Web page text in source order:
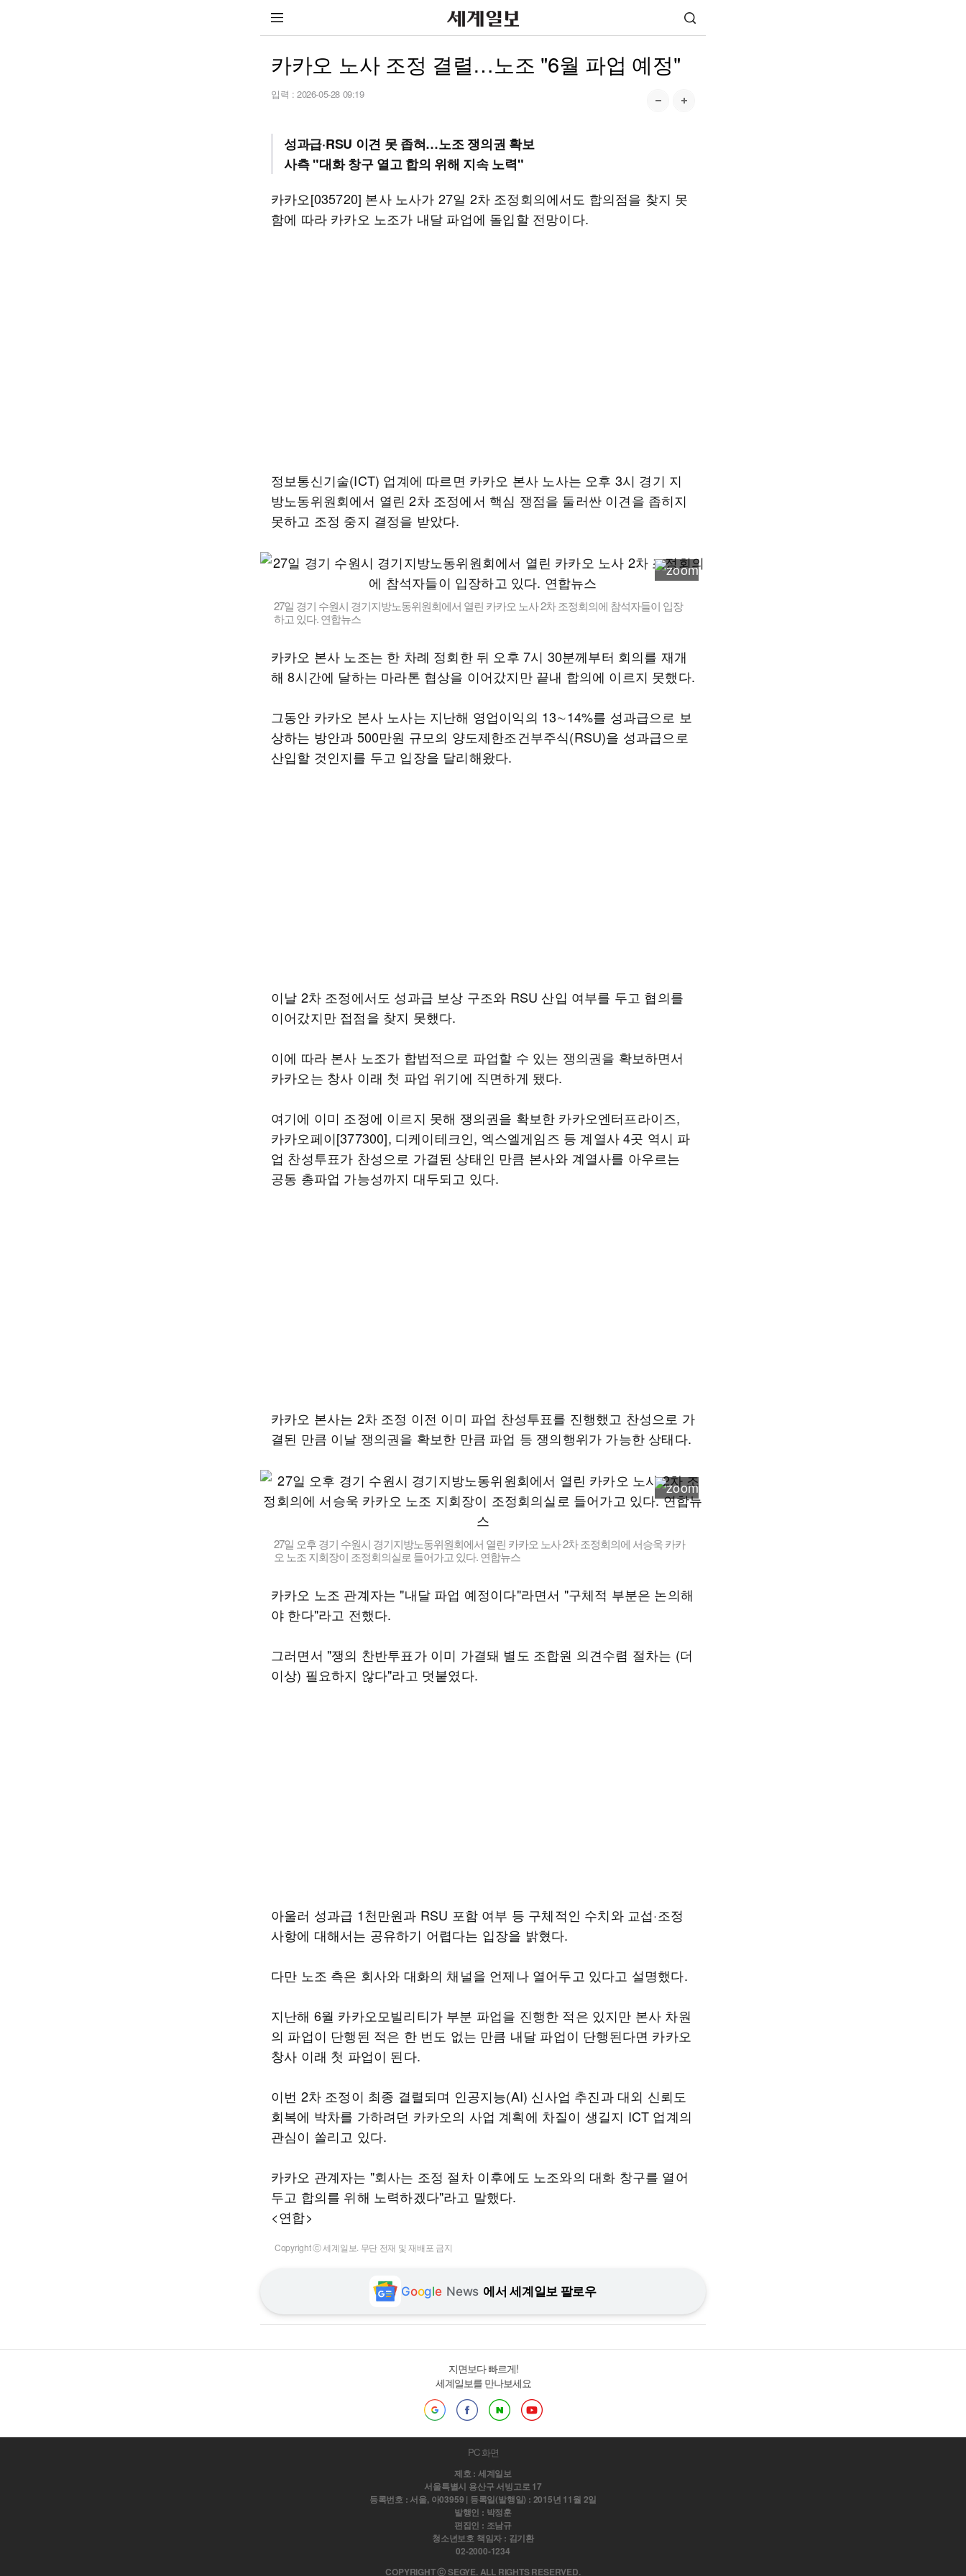
카카오 노사 조정 결렬…노조 "6월 파업 예정"
입력 : 2026-05-28 09:19
성과급·RSU 이견 못 좁혀…노조 쟁의권 확보
사측 "대화 창구 열고 합의 위해 지속 노력"
카카오[035720] 본사 노사가 27일 2차 조정회의에서도 합의점을 찾지 못
함에 따라 카카오 노조가 내달 파업에 돌입할 전망이다.
정보통신기술(ICT) 업계에 따르면 카카오 본사 노사는 오후 3시 경기 지
방노동위원회에서 열린 2차 조정에서 핵심 쟁점을 둘러싼 이견을 좁히지
못하고 조정 중지 결정을 받았다.
27일 경기 수원시 경기지방노동위원회에서 열린 카카오 노사 2차 조정회의에 참석자들이 입장
하고 있다. 연합뉴스
카카오 본사 노조는 한 차례 정회한 뒤 오후 7시 30분께부터 회의를 재개
해 8시간에 달하는 마라톤 협상을 이어갔지만 끝내 합의에 이르지 못했다.
그동안 카카오 본사 노사는 지난해 영업이익의 13∼14%를 성과급으로 보
상하는 방안과 500만원 규모의 양도제한조건부주식(RSU)을 성과급으로
산입할 것인지를 두고 입장을 달리해왔다.
이날 2차 조정에서도 성과급 보상 구조와 RSU 산입 여부를 두고 협의를
이어갔지만 접점을 찾지 못했다.
이에 따라 본사 노조가 합법적으로 파업할 수 있는 쟁의권을 확보하면서
카카오는 창사 이래 첫 파업 위기에 직면하게 됐다.
여기에 이미 조정에 이르지 못해 쟁의권을 확보한 카카오엔터프라이즈,
카카오페이[377300], 디케이테크인, 엑스엘게임즈 등 계열사 4곳 역시 파
업 찬성투표가 찬성으로 가결된 상태인 만큼 본사와 계열사를 아우르는
공동 총파업 가능성까지 대두되고 있다.
카카오 본사는 2차 조정 이전 이미 파업 찬성투표를 진행했고 찬성으로 가
결된 만큼 이날 쟁의권을 확보한 만큼 파업 등 쟁의행위가 가능한 상태다.
27일 오후 경기 수원시 경기지방노동위원회에서 열린 카카오 노사 2차 조정회의에 서승욱 카카
오 노조 지회장이 조정회의실로 들어가고 있다. 연합뉴스
카카오 노조 관계자는 "내달 파업 예정이다"라면서 "구체적 부분은 논의해
야 한다"라고 전했다.
그러면서 "쟁의 찬반투표가 이미 가결돼 별도 조합원 의견수렴 절차는 (더
이상) 필요하지 않다"라고 덧붙였다.
아울러 성과급 1천만원과 RSU 포함 여부 등 구체적인 수치와 교섭·조정
사항에 대해서는 공유하기 어렵다는 입장을 밝혔다.
다만 노조 측은 회사와 대화의 채널을 언제나 열어두고 있다고 설명했다.
지난해 6월 카카오모빌리티가 부분 파업을 진행한 적은 있지만 본사 차원
의 파업이 단행된 적은 한 번도 없는 만큼 내달 파업이 단행된다면 카카오
창사 이래 첫 파업이 된다.
이번 2차 조정이 최종 결렬되며 인공지능(AI) 신사업 추진과 대외 신뢰도
회복에 박차를 가하려던 카카오의 사업 계획에 차질이 생길지 ICT 업계의
관심이 쏠리고 있다.
카카오 관계자는 "회사는 조정 절차 이후에도 노조와의 대화 창구를 열어
두고 합의를 위해 노력하겠다"라고 말했다.
<연합>
Copyright ⓒ 세계일보. 무단 전재 및 재배포 금지
Google News 에서 세계일보 팔로우
지면보다 빠르게!
세계일보를 만나보세요
PC 화면
제호 : 세계일보
서울특별시 용산구 서빙고로 17
등록번호 : 서울, 아03959 | 등록일(발행일) : 2015년 11월 2일
발행인 : 박정훈
편집인 : 조남규
청소년보호 책임자 : 김기환
02-2000-1234
COPYRIGHT ⓒ SEGYE. ALL RIGHTS RESERVED.